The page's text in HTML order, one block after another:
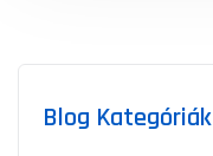
Blog Kategóriák